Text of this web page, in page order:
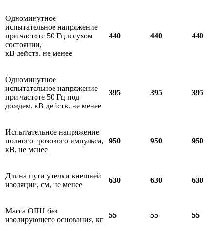
Одноминутное
испытательное напряжение
при частоте 50 Гц в сухом
состоянии,
кВ действ. не менее
440 440 440
Одноминутное
испытательное напряжение
при частоте 50 Гц под
дождем, кВ действ. не менее
395 395 395
Испытательное напряжение
полного грозового импульса,
кВ, не менее
950 950 950
Длина пути утечки внешней
изоляции, см, не менее
630 630 630
Масса ОПН без
изолирующего основания, кг
55 55 55